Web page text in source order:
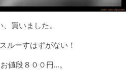
、買いました。
ルーすはずがない！
値段８００円…。